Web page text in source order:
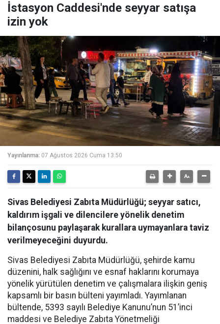
İstasyon Caddesi'nde seyyar satışa
izin yok
Yayınlanma: 07 Ağustos 2026 Cuma 13:50
Sivas Belediyesi Zabıta Müdürlüğü; seyyar satıcı,
kaldırım işgali ve dilencilere yönelik denetim
bilançosunu paylaşarak kurallara uymayanlara taviz
verilmeyeceğini duyurdu.
Sivas Belediyesi Zabıta Müdürlüğü, şehirde kamu
düzenini, halk sağlığını ve esnaf haklarını korumaya
yönelik yürütülen denetim ve çalışmalara ilişkin geniş
kapsamlı bir basın bülteni yayımladı. Yayımlanan
bültende, 5393 sayılı Belediye Kanunu’nun 51’inci
maddesi ve Belediye Zabıta Yönetmeliği